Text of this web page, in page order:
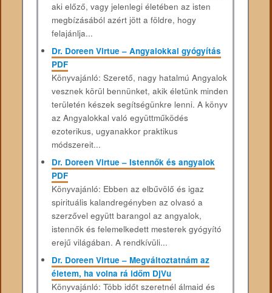
aki előző, vagy jelenlegi életében az isten
megbízásából azért jött a földre, hogy
felajánlja...
Dr. Doreen Virtue – Angyalokkal gyógyítás
PDF
Könyvajánló: Szerető, nagy hatalmú Angyalok
vesznek körül bennünket, akik életünk minden
területén készek segítségünkre lenni. A könyv
az Angyalokkal való együttműködés
ezoterikus, ugyanakkor praktikus
módszereit...
Dr. Doreen Virtue – Istennők és angyalok
PDF
Könyvajánló: Ebben az elbűvölő és igaz
spirituális kalandregényben az olvasó a
szerzővel együtt barangol az angyalok,
istennők és felemelkedett mesterek gyógyító
erejű világában. A rendkívüli...
Dr. Doreen Virtue – Megváltoztatnám az
életem, ha volna rá időm DjVu
Könyvajánló: Több időt szeretnél álmaid és